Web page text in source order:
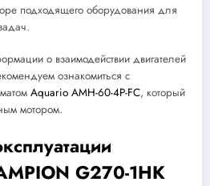
подходящего оборудования для
о взаимодействии двигателей
ознакомиться с
Aquario AMH-60-4P-FC, который
мотором.
G270-1HK